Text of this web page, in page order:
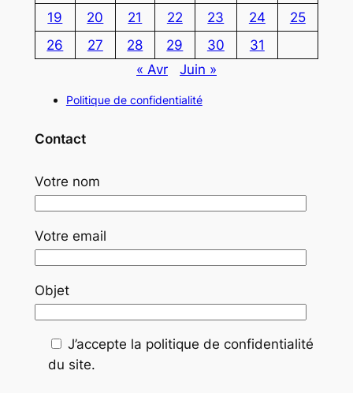
19
20 21 22 23 24
25
26
27 28 29 30
31
« Avr
Juin »
Politique de confidentialité
Contact
Votre nom
Votre email
Objet
J’accepte la politique de confidentialité
du site.